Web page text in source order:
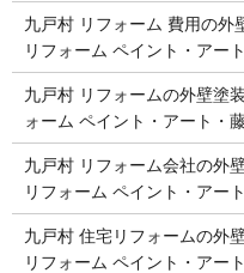
九戸村 リフォーム 費用の外
リフォーム ペイント・アー
九戸村 リフォームの外壁塗
ォーム ペイント・アート・
九戸村 リフォーム会社の外
リフォーム ペイント・アー
九戸村 住宅リフォームの外
リフォーム ペイント・アー